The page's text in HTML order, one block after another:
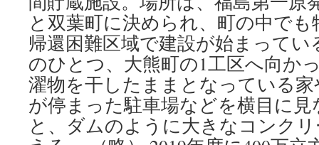
と双葉町に決められ、町の中で
帰還困難区域で建設が始まってい
のひとつ、大熊町の1工区へ向か
濯物を干したままとなっている
が停まった駐車場などを横目に
と、ダムのように大きなコンク